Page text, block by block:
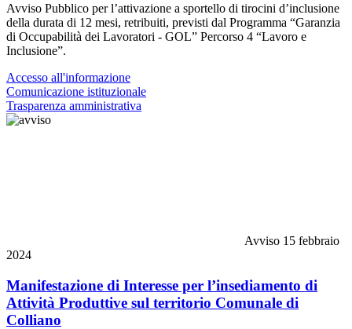
Avviso Pubblico per l’attivazione a sportello di tirocini d’inclusione
della durata di 12 mesi, retribuiti, previsti dal Programma “Garanzia
di Occupabilità dei Lavoratori - GOL” Percorso 4 “Lavoro e
Inclusione”.
Accesso all'informazione
Comunicazione istituzionale
Trasparenza amministrativa
Avviso 15 febbraio
2024
Manifestazione di Interesse per l’insediamento di
Attività Produttive sul territorio Comunale di
Colliano